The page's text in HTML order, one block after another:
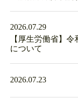
2026.07.29
【厚生労働省】
について
2026.07.23